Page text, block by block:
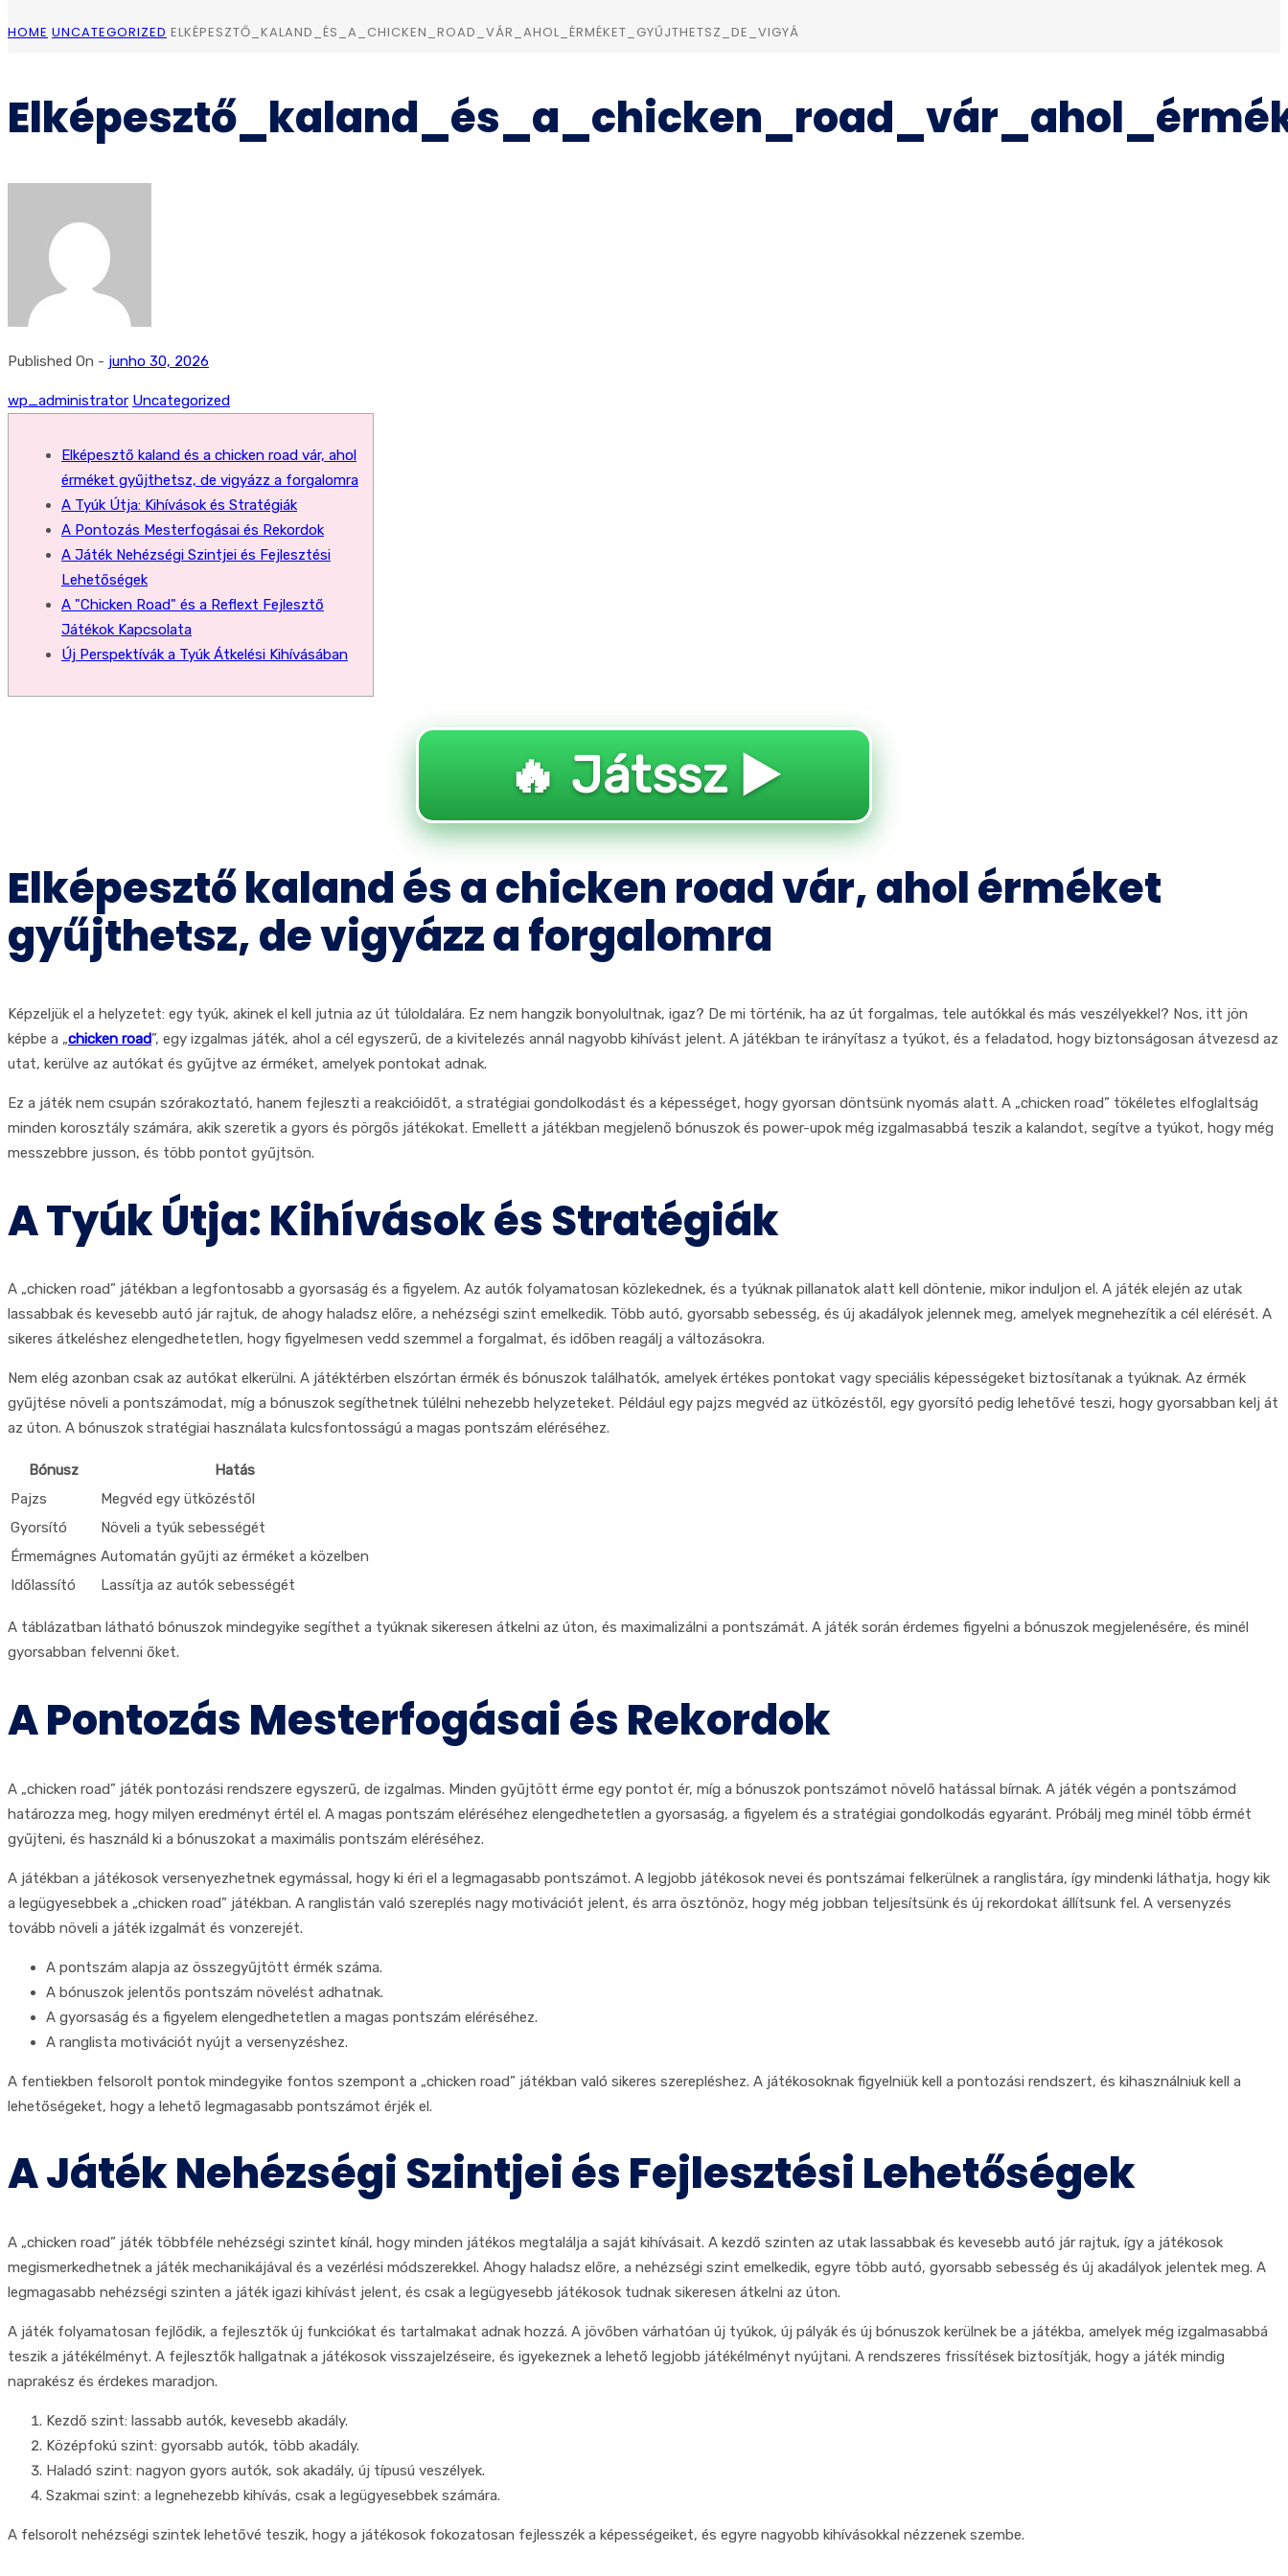
HOME UNCATEGORIZED ELKÉPESZTŐ_KALAND_ÉS_A_CHICKEN_ROAD_VÁR_AHOL_ÉRMÉKET_GYŰJTHETSZ_DE_VIGYÁ
Published On - junho 30, 2026
wp_administrator Uncategorized
Elképesztő kaland és a chicken road vár, ahol
érméket gyűjthetsz, de vigyázz a forgalomra
A Tyúk Útja: Kihívások és Stratégiák
A Pontozás Mesterfogásai és Rekordok
A Játék Nehézségi Szintjei és Fejlesztési
Lehetőségek
A "Chicken Road" és a Reflext Fejlesztő
Játékok Kapcsolata
Új Perspektívák a Tyúk Átkelési Kihívásában
🔥 Játssz ▶️
Elképesztő kaland és a chicken road vár, ahol érméket
gyűjthetsz, de vigyázz a forgalomra
Képzeljük el a helyzetet: egy tyúk, akinek el kell jutnia az út túloldalára. Ez nem hangzik bonyolultnak, igaz? De mi történik, ha az út forgalmas, tele autókkal és más veszélyekkel? Nos, itt jön
képbe a „chicken road”, egy izgalmas játék, ahol a cél egyszerű, de a kivitelezés annál nagyobb kihívást jelent. A játékban te irányítasz a tyúkot, és a feladatod, hogy biztonságosan átvezesd az
utat, kerülve az autókat és gyűjtve az érméket, amelyek pontokat adnak.
Ez a játék nem csupán szórakoztató, hanem fejleszti a reakcióidőt, a stratégiai gondolkodást és a képességet, hogy gyorsan döntsünk nyomás alatt. A „chicken road” tökéletes elfoglaltság
minden korosztály számára, akik szeretik a gyors és pörgős játékokat. Emellett a játékban megjelenő bónuszok és power-upok még izgalmasabbá teszik a kalandot, segítve a tyúkot, hogy még
messzebbre jusson, és több pontot gyűjtsön.
A Tyúk Útja: Kihívások és Stratégiák
A „chicken road” játékban a legfontosabb a gyorsaság és a figyelem. Az autók folyamatosan közlekednek, és a tyúknak pillanatok alatt kell döntenie, mikor induljon el. A játék elején az utak
lassabbak és kevesebb autó jár rajtuk, de ahogy haladsz előre, a nehézségi szint emelkedik. Több autó, gyorsabb sebesség, és új akadályok jelennek meg, amelyek megnehezítik a cél elérését. A
sikeres átkeléshez elengedhetetlen, hogy figyelmesen vedd szemmel a forgalmat, és időben reagálj a változásokra.
Nem elég azonban csak az autókat elkerülni. A játéktérben elszórtan érmék és bónuszok találhatók, amelyek értékes pontokat vagy speciális képességeket biztosítanak a tyúknak. Az érmék
gyűjtése növeli a pontszámodat, míg a bónuszok segíthetnek túlélni nehezebb helyzeteket. Például egy pajzs megvéd az ütközéstől, egy gyorsító pedig lehetővé teszi, hogy gyorsabban kelj át
az úton. A bónuszok stratégiai használata kulcsfontosságú a magas pontszám eléréséhez.
Bónusz
Hatás
Pajzs
Megvéd egy ütközéstől
Gyorsító
Növeli a tyúk sebességét
Érmemágnes Automatán gyűjti az érméket a közelben
Időlassító
Lassítja az autók sebességét
A táblázatban látható bónuszok mindegyike segíthet a tyúknak sikeresen átkelni az úton, és maximalizálni a pontszámát. A játék során érdemes figyelni a bónuszok megjelenésére, és minél
gyorsabban felvenni őket.
A Pontozás Mesterfogásai és Rekordok
A „chicken road” játék pontozási rendszere egyszerű, de izgalmas. Minden gyűjtött érme egy pontot ér, míg a bónuszok pontszámot növelő hatással bírnak. A játék végén a pontszámod
határozza meg, hogy milyen eredményt értél el. A magas pontszám eléréséhez elengedhetetlen a gyorsaság, a figyelem és a stratégiai gondolkodás egyaránt. Próbálj meg minél több érmét
gyűjteni, és használd ki a bónuszokat a maximális pontszám eléréséhez.
A játékban a játékosok versenyezhetnek egymással, hogy ki éri el a legmagasabb pontszámot. A legjobb játékosok nevei és pontszámai felkerülnek a ranglistára, így mindenki láthatja, hogy kik
a legügyesebbek a „chicken road” játékban. A ranglistán való szereplés nagy motivációt jelent, és arra ösztönöz, hogy még jobban teljesítsünk és új rekordokat állítsunk fel. A versenyzés
tovább növeli a játék izgalmát és vonzerejét.
A pontszám alapja az összegyűjtött érmék száma.
A bónuszok jelentős pontszám növelést adhatnak.
A gyorsaság és a figyelem elengedhetetlen a magas pontszám eléréséhez.
A ranglista motivációt nyújt a versenyzéshez.
A fentiekben felsorolt pontok mindegyike fontos szempont a „chicken road” játékban való sikeres szerepléshez. A játékosoknak figyelniük kell a pontozási rendszert, és kihasználniuk kell a
lehetőségeket, hogy a lehető legmagasabb pontszámot érjék el.
A Játék Nehézségi Szintjei és Fejlesztési Lehetőségek
A „chicken road” játék többféle nehézségi szintet kínál, hogy minden játékos megtalálja a saját kihívásait. A kezdő szinten az utak lassabbak és kevesebb autó jár rajtuk, így a játékosok
megismerkedhetnek a játék mechanikájával és a vezérlési módszerekkel. Ahogy haladsz előre, a nehézségi szint emelkedik, egyre több autó, gyorsabb sebesség és új akadályok jelentek meg. A
legmagasabb nehézségi szinten a játék igazi kihívást jelent, és csak a legügyesebb játékosok tudnak sikeresen átkelni az úton.
A játék folyamatosan fejlődik, a fejlesztők új funkciókat és tartalmakat adnak hozzá. A jövőben várhatóan új tyúkok, új pályák és új bónuszok kerülnek be a játékba, amelyek még izgalmasabbá
teszik a játékélményt. A fejlesztők hallgatnak a játékosok visszajelzéseire, és igyekeznek a lehető legjobb játékélményt nyújtani. A rendszeres frissítések biztosítják, hogy a játék mindig
naprakész és érdekes maradjon.
Kezdő szint: lassabb autók, kevesebb akadály.
Középfokú szint: gyorsabb autók, több akadály.
Haladó szint: nagyon gyors autók, sok akadály, új típusú veszélyek.
Szakmai szint: a legnehezebb kihívás, csak a legügyesebbek számára.
A felsorolt nehézségi szintek lehetővé teszik, hogy a játékosok fokozatosan fejlesszék a képességeiket, és egyre nagyobb kihívásokkal nézzenek szembe.